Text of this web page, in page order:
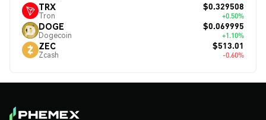
TRX
Tron
$0.329508
+0.50%
DOGE
Dogecoin
$0.069995
+1.10%
ZEC
Zcash
$513.01
-0.60%